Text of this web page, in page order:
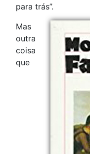
para trás”.
Mas
outra
coisa
que